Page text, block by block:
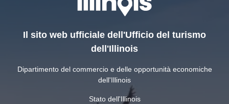
Il sito web ufficiale dell'Ufficio del turismo
dell'Illinois
Dipartimento del commercio e delle opportunità economiche
dell'Illinois
Stato dell'Illinois